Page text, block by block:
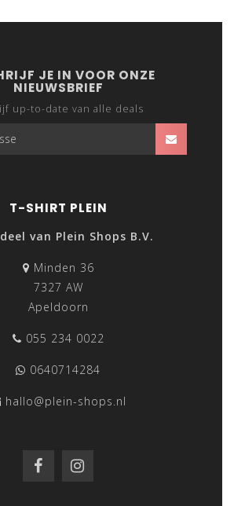
JE IN VOOR ONZE
NIEUWSBRIEF
up-to-date van alle deals
T-SHIRT PLEIN
van Plein Shops B.V.
Minden 36
7327 AW
Apeldoorn
055 234 0022
0640714284
hallo@plein-shops.nl